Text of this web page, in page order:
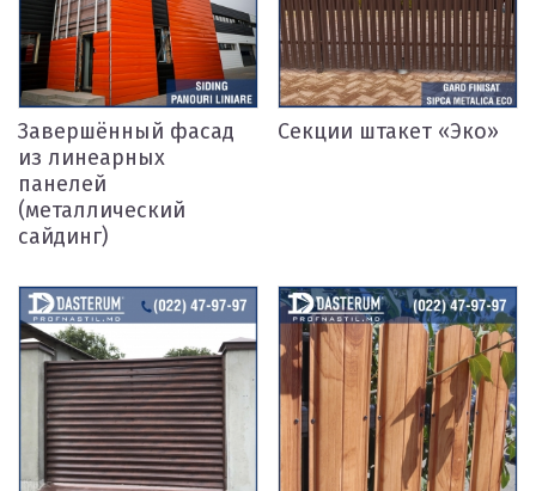
Завершённый фасад
из линеарных
панелей
(металлический
сайдинг)
Секции штакет «Эко»